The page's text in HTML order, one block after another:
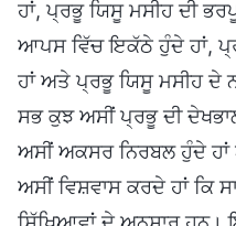
ਹਾਂ, ਪ੍ਰਭੂ ਯਿਸੂ ਮਸੀਹ ਦੀ
ਆਪਸ ਵਿੱਚ ਇਕੱਠੇ ਹੁੰਦੇ ਹਾਂ,
ਹਾਂ ਅਤੇ ਪ੍ਰਭੂ ਯਿਸੂ ਮਸੀਹ ਦੇ
ਸਭ ਕੁਝ ਅਸੀਂ ਪ੍ਰਭੂ ਦੀ
ਅਸੀਂ ਅਕਸਰ ਨਿਰਬਲ ਹੁੰਦੇ
ਅਸੀਂ ਵਿਸ਼ਵਾਸ ਕਰਦੇ ਹਾਂ ਕਿ